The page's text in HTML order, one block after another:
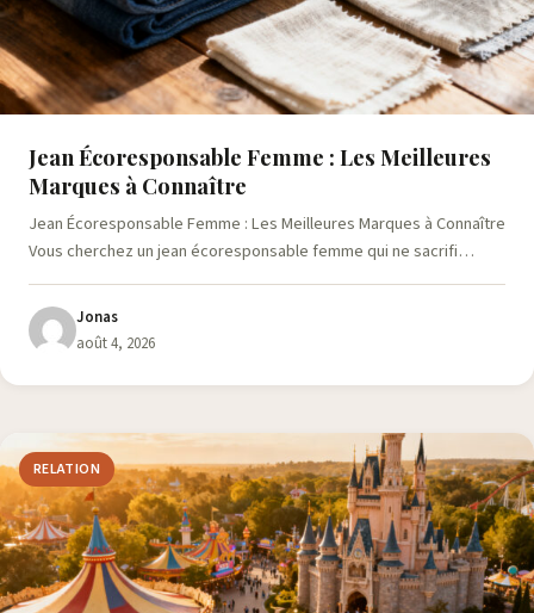
Jean Écoresponsable Femme : Les Meilleures
Marques à Connaître
Jean Écoresponsable Femme : Les Meilleures Marques à Connaître
Vous cherchez un jean écoresponsable femme qui ne sacrifi…
Jonas
août 4, 2026
RELATION